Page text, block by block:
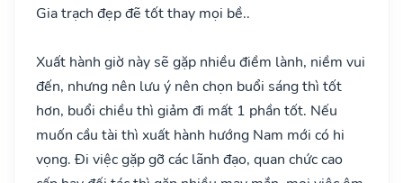
Gia trạch đẹp đẽ tốt thay mọi bề..
Xuất hành giờ này sẽ gặp nhiều điềm lành, niềm vui
đến, nhưng nên lưu ý nên chọn buổi sáng thì tốt
hơn, buổi chiều thì giảm đi mất 1 phần tốt. Nếu
muốn cầu tài thì xuất hành hướng Nam mới có hi
vọng. Đi việc gặp gỡ các lãnh đạo, quan chức cao